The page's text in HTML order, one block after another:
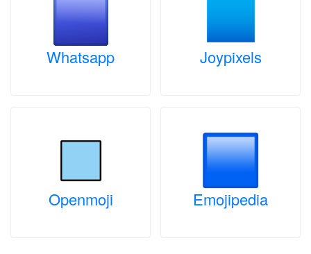
Whatsapp Joypixels
Openmoji Emojipedia